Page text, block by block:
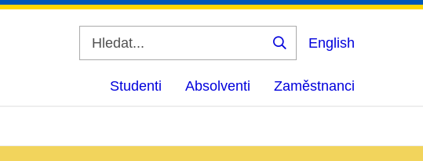
Vyhledat
English
Studenti Absolventi Zaměstnanci